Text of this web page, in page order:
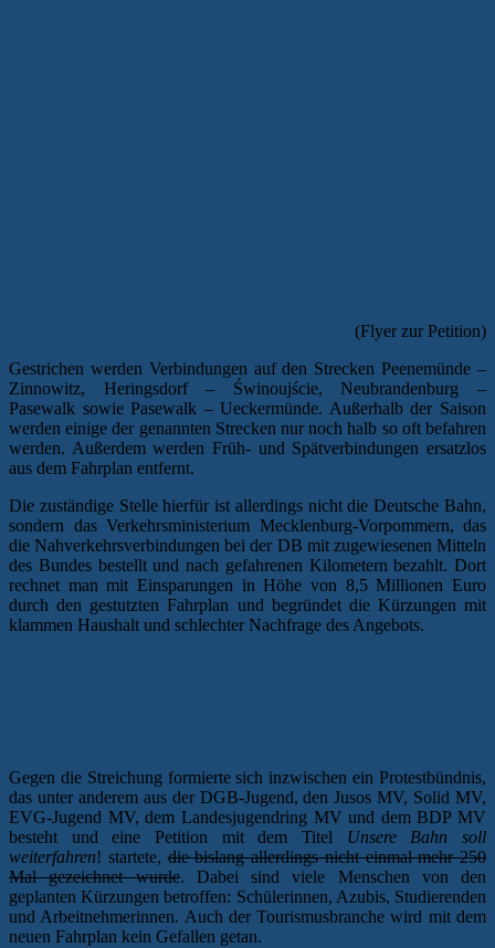
(Flyer zur Petition)
Gestrichen werden Verbindungen auf den Strecken Peenemünde –
Zinnowitz, Heringsdorf – Świnoujście, Neubrandenburg –
Pasewalk sowie Pasewalk – Ueckermünde. Außerhalb der Saison
werden einige der genannten Strecken nur noch halb so oft befahren
werden. Außerdem werden Früh- und Spätverbindungen ersatzlos
aus dem Fahrplan entfernt.
Die zuständige Stelle hierfür ist allerdings nicht die Deutsche Bahn,
sondern das Verkehrsministerium Mecklenburg-Vorpommern, das
die Nahverkehrsverbindungen bei der DB mit zugewiesenen Mitteln
des Bundes bestellt und nach gefahrenen Kilometern bezahlt. Dort
rechnet man mit Einsparungen in Höhe von 8,5 Millionen Euro
durch den gestutzten Fahrplan und begründet die Kürzungen mit
klammen Haushalt und schlechter Nachfrage des Angebots.
Gegen die Streichung formierte sich inzwischen ein Protestbündnis,
das unter anderem aus der DGB-Jugend, den Jusos MV, Solid MV,
EVG-Jugend MV, dem Landesjugendring MV und dem BDP MV
besteht und eine Petition mit dem Titel Unsere Bahn soll
weiterfahren! startete,die bislang allerdings nicht einmal mehr 250
Mal gezeichnet wurde. Dabei sind viele Menschen von den
geplanten Kürzungen betroffen: Schülerinnen, Azubis, Studierenden
und Arbeitnehmerinnen. Auch der Tourismusbranche wird mit dem
neuen Fahrplan kein Gefallen getan.